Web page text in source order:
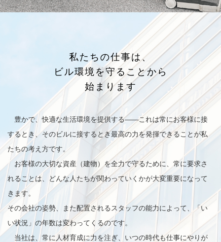
私たちの仕事は、
ビル環境を守ることから
始まります
豊かで、快適な生活環境を提供する——これは常にお客様に接
するとき、そのビルに接するとき最高の力を発揮できることが私
たちの考え方です。
お客様の大切な資産（建物）を全力で守るために、常に要求さ
れることは、どんな人たちが関わっていくかが大変重要になって
きます。
その会社の姿勢、また配置されるスタッフの能力によって、「い
い状況」の年数は変わってくるのです。
当社は、常に人材育成に力を注ぎ、いつの時代も仕事にやりが